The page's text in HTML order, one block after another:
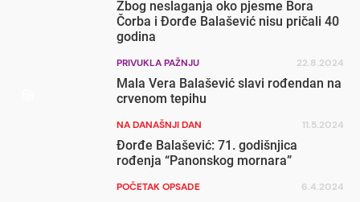
Zbog neslaganja oko pjesme Bora
Čorba i Đorđe Balašević nisu pričali 40
godina
PRIVUKLA PAŽNJU 22.8.2024
Mala Vera Balašević slavi rođendan na
crvenom tepihu
NA DANAŠNJI DAN 11.5.2024
Đorđe Balašević: 71. godišnjica
rođenja “Panonskog mornara”
POČETAK OPSADE 6.4.2024